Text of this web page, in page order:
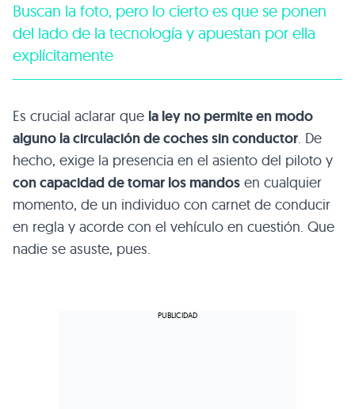
Buscan la foto, pero lo cierto es que se ponen
del lado de la tecnología y apuestan por ella
explícitamente
Es crucial aclarar que la ley no permite en modo
alguno la circulación de coches sin conductor. De
hecho, exige la presencia en el asiento del piloto y
con capacidad de tomar los mandos en cualquier
momento, de un individuo con carnet de conducir
en regla y acorde con el vehículo en cuestión. Que
nadie se asuste, pues.